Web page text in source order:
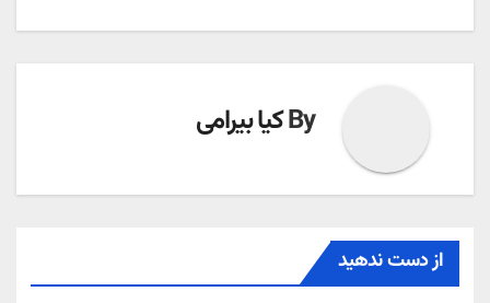
Byکیا بیرامی
از دست ندهید